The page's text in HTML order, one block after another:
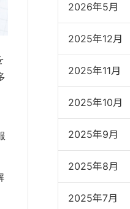
2026年5月
2025年12月
2025年11月
2025年10月
2025年9月
2025年8月
2025年7月